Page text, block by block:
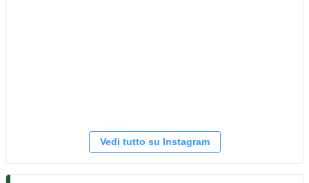
Vedi tutto su Instagram